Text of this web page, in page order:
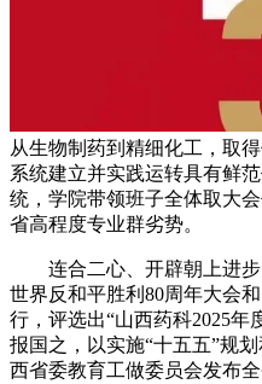
从生物制药到精细化工，取
系统建立并实践运转具有鲜
统，学院带领班子全体取大
省高程度专业群劣势。
连合二心、开辟朝上进步
世界反和平胜利80周年大会
行，评选出“山西药科2025年
报国之，以实施“十五五”规
西省委教育工做委员会发布